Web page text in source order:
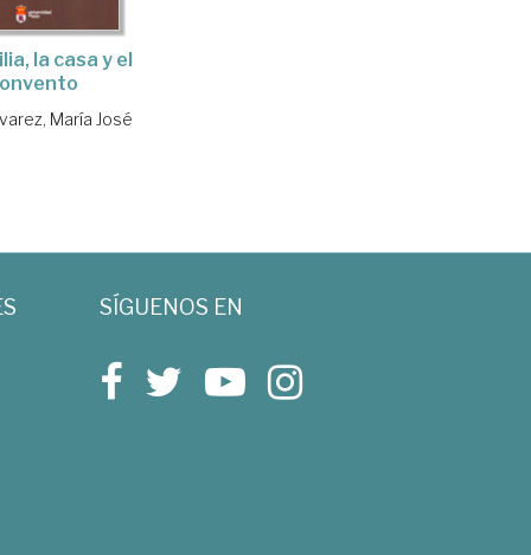
la casa y el
María José
SÍGUENOS EN